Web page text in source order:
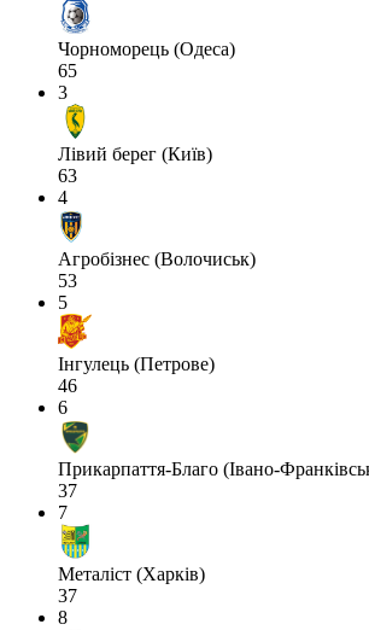
Чорноморець (Одеса)
65
3
Лівий берег (Київ)
63
4
Агробізнес (Волочиськ)
53
5
Інгулець (Петрове)
46
6
Прикарпаття-Благо (Івано-
37
7
Металіст (Харків)
37
8